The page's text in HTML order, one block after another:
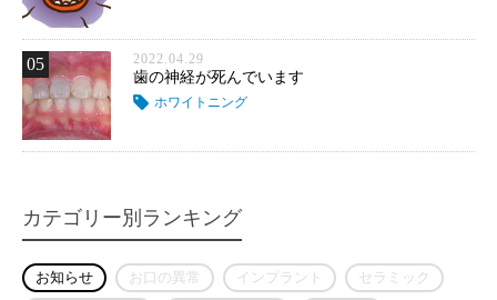
05 2022.04.29
歯の神経が死んでいます
ホワイトニング
カテゴリー別ランキング
お知らせ お口の異常 インプラント セラミック